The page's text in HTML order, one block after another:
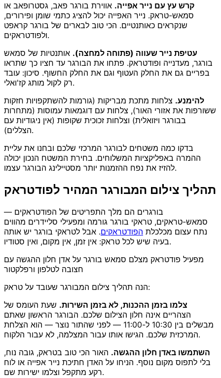
קרש עץ עם נייר אפייה. אווירת בורגר פאב, גסטרופאב או
סמאש-טראק. נייר האפייה יכול להציג כתמי שומן ופירורים,
שנקראים כאותנטיים. הכי טוב לבארים של בורגר קראפט
ולפודטראקים.
עטיפת נייר שעווה (פתוחה למחצה). אותנטיות של סמאש
בורגר, מעדנייה ופודטראק. פתחו את הבורגר עד חציו כך שתראו
בפריים גם את החלק העטוף וגם את החלק החשוף. סיכון: עובד
רק לקול מותג קז'ואלי.
להימנע. צלחות מתכת מבריקות (גורמות להשתקפויות חזקות
ששורפות את אזורי האור), צלחות עם דוגמאות עמוסות (מתחרות
בבורגר ויזואלית) וצלחות זכוכית שקופות (אין ניגודיות עם
הצללים).
בדקו כמה משטחים לבורגר המרכזי שלכם ובחנו את עליית
ההמרה באפליקציות המשלוחים. בחירת המשטח הנכון יכולה
להזיז את נפח ההזמנות יותר מסטיילינג הבורגר עצמו.
תהליך צילום המבורגר המהיר לפודטראק
בורגרים הם מלך התפריטים של הפודטראקים —
סמאש-טראקים, טראקי בורגר גורמה ומפעילי סליידרים מהווים
נתח עצום מכלכלת הפודטראקים. אבל לטראקי בורגר יש אותה
בעיה שיש לכל טראק: אין זמן, אין מקום, ואין סטודיו.
מפעיל פודטראק מצלם סמאש בורגר על אדן חלון ההגשה עם
חצובה לטלפון ורפלקטור
הנה תהליך צילום המבורגר שעובד על טראק:
צלמו בזמן ההכנות, לא בזמן השירות. שעת העומס של
הצהריים אינה חלון הצילום שלכם. הבורגר הראשון שאתם
מבשלים בין 10:30 ל-11:00 — לפני שהתור נוצר — הוא הצלחת
המרכזית שלכם. הגישו אותו עבור המצלמה, לא עבור הלקוח.
השתמשו באדן חלון ההגשה. האור הכי טוב בטראק, גובה נוח,
בלי לתפוס מקום נוסף. הניחו על האדן חתיכת נייר אפייה או לוח
רקע מתקפל וצלמו ישירות שם.